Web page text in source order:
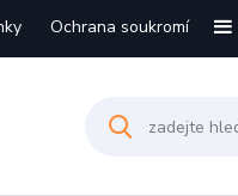
Ochrana soukromí